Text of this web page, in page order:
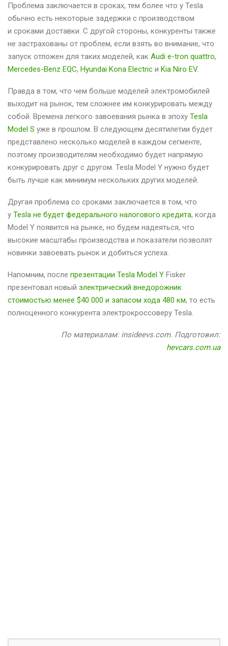
Проблема заключается в сроках, тем более что у Tesla
обычно есть некоторые задержки с производством
и сроками доставки. С другой стороны, конкуренты также
не застрахованы от проблем, если взять во внимание, что
запуск отложен для таких моделей, как Audi e-tron quattro,
Mercedes-Benz EQC, Hyundai Kona Electric и Kia Niro EV.
Правда в том, что чем больше моделей электромобилей
выходит на рынок, тем сложнее им конкурировать между
собой. Времена легкого завоевания рынка в эпоху Tesla
Model S уже в прошлом. В следующем десятилетии будет
представлено несколько моделей в каждом сегменте,
поэтому производителям необходимо будет напрямую
конкурировать друг с другом. Tesla Model Y нужно будет
быть лучше как минимум нескольких других моделей.
Другая проблема со сроками заключается в том, что
у Tesla не будет федерального налогового кредита, когда
Model Y появится на рынке, но будем надеяться, что
высокие масштабы производства и показатели позволят
новинки завоевать рынок и добиться успеха.
Напомним, после презентации Tesla Model Y Fisker
презентовал новый электрический внедорожник
стоимостью менее $40 000 и запасом хода 480 км, то есть
полноценного конкурента электрокроссоверу Tesla.
По материалам: insideevs.com. Подготовил:
hevcars.com.ua